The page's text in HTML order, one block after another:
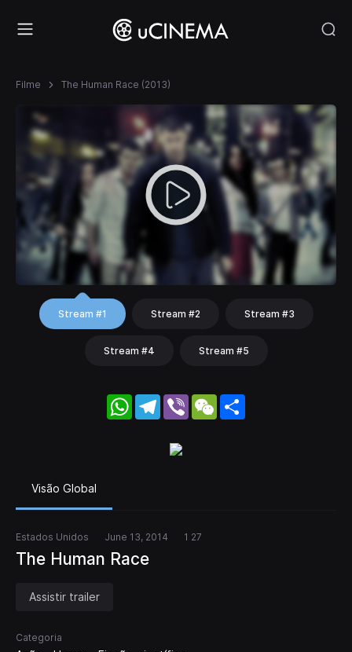
Filme The Human Race (2013)
Stream #1 Stream #2 Stream #3
Stream #4 Stream #5
WhatsApp
Telegram
Viber WeChat
Visão Global
Estados Unidos June 13, 2014 1 27
The Human Race
Assistir trailer
Categoria